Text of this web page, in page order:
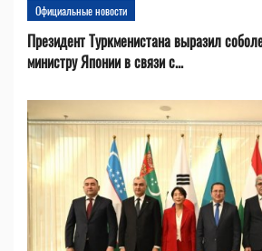
Официальные новости
Президент Туркменистана выразил
министру Японии в связи с...